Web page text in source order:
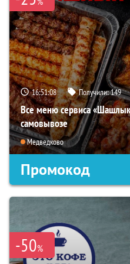
16:51:07 Получили:149
Все меню сервиса «Шашлык
самовывозе
Медведково
Промокод
-50%